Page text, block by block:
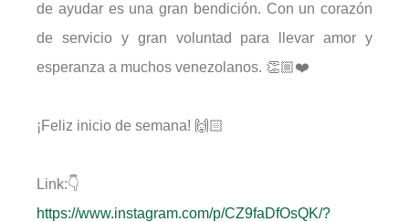
de ayudar es una gran bendición. Con un corazón
de servicio y gran voluntad para llevar amor y
esperanza a muchos venezolanos. 👏🏼❤️
¡Feliz inicio de semana! 🙌🏻
Link:👇
https://www.instagram.com/p/CZ9faDfOsQK/?